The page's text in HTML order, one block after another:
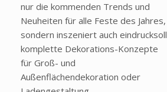
nur die kommenden Trends und
Neuheiten für alle Feste des Jahres,
sondern inszeniert auch eindrucksoll
komplette Dekorations-Konzepte
für Groß- und
Außenflächendekoration oder